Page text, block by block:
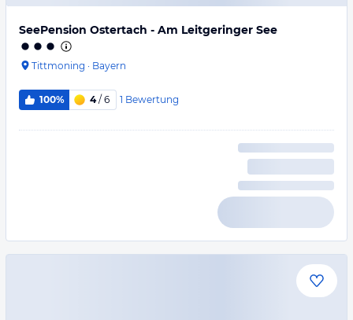
SeePension Ostertach - Am Leitgeringer See
Tittmoning · Bayern
100% 4/ 6 1 Bewertung